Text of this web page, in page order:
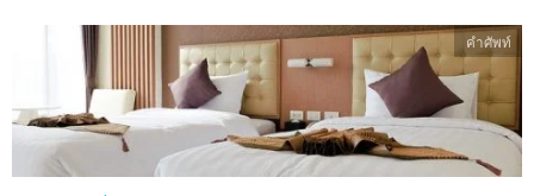
คำศัพท์